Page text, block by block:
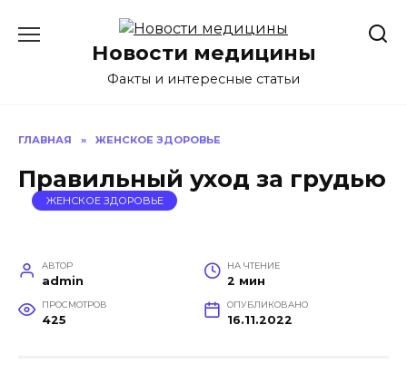
содержаниюНовости медицины
Факты и интересные статьи
ГЛАВНАЯ » ЖЕНСКОЕ ЗДОРОВЬЕ
Правильный уход за грудью
ЖЕНСКОЕ ЗДОРОВЬЕ
АВТОР
admin
НА ЧТЕНИЕ
2 мин
ПРОСМОТРОВ
425
ОПУБЛИКОВАНО
16.11.2022